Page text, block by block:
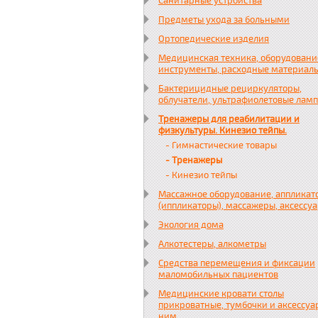
Предметы ухода за больными
Ортопедические изделия
Медицинская техника,
инструменты, расходные
Бактерицидные рециркуляторы,
облучатели, ультрафиолетовые
Тренажеры для реабилитации и
физкультуры. Кинезио тейпы.
- Гимнастические товары
- Тренажеры
- Кинезио тейпы
Массажное оборудование,
(иппликаторы), массажеры,
Экология дома
Алкотестеры, алкометры
Средства перемещения и фиксации
маломобильных пациентов
Медицинские кровати столы
прикроватные, тумбочки и